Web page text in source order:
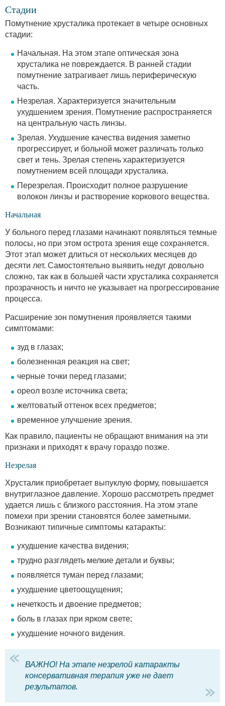
Стадии
Помутнение хрусталика протекает в четыре основных
стадии:
Начальная. На этом этапе оптическая зона
хрусталика не повреждается. В ранней стадии
помутнение затрагивает лишь периферическую
часть.
Незрелая. Характеризуется значительным
ухудшением зрения. Помутнение распространяется
на центральную часть линзы.
Зрелая. Ухудшение качества видения заметно
прогрессирует, и больной может различать только
свет и тень. Зрелая степень характеризуется
помутнением всей площади хрусталика.
Перезрелая. Происходит полное разрушение
волокон линзы и растворение коркового вещества.
Начальная
У больного перед глазами начинают появляться темные
полосы, но при этом острота зрения еще сохраняется.
Этот этап может длиться от нескольких месяцев до
десяти лет. Самостоятельно выявить недуг довольно
сложно, так как в большей части хрусталика сохраняется
прозрачность и ничто не указывает на прогрессирование
процесса.
Расширение зон помутнения проявляется такими
симптомами:
зуд в глазах;
болезненная реакция на свет;
черные точки перед глазами;
ореол возле источника света;
желтоватый оттенок всех предметов;
временное улучшение зрения.
Как правило, пациенты не обращают внимания на эти
признаки и приходят к врачу гораздо позже.
Незрелая
Хрусталик приобретает выпуклую форму, повышается
внутриглазное давление. Хорошо рассмотреть предмет
удается лишь с близкого расстояния. На этом этапе
помехи при зрении становятся более заметными.
Возникают типичные симптомы катаракты:
ухудшение качества видения;
трудно разглядеть мелкие детали и буквы;
появляется туман перед глазами;
ухудшение цветоощущения;
нечеткость и двоение предметов;
боль в глазах при ярком свете;
ухудшение ночного видения.
ВАЖНО! На этапе незрелой катаракты
консервативная терапия уже не дает
результатов.